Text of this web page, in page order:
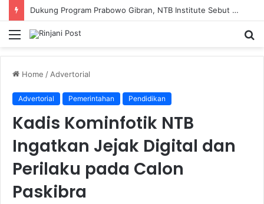
Dukung Program Prabowo Gibran, NTB Institute Sebut MBG dan Kopdes Solusi Percepatan Pembangunan Daerah 3T
Menu
Home / Advertorial
Advertorial Pemerintahan Pendidikan
Kadis Kominfotik NTB
Ingatkan Jejak Digital dan
Perilaku pada Calon
Paskibra